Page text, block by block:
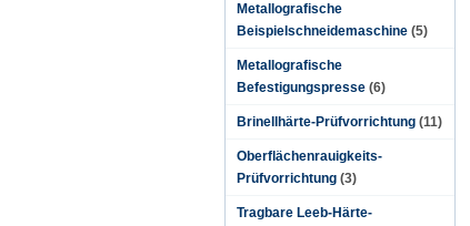
Metallografische
Beispielschneidemaschine (5)
Metallografische
Befestigungspresse (6)
Brinellhärte-Prüfvorrichtung (11)
Oberflächenrauigkeits-
Prüfvorrichtung (3)
Tragbare Leeb-Härte-